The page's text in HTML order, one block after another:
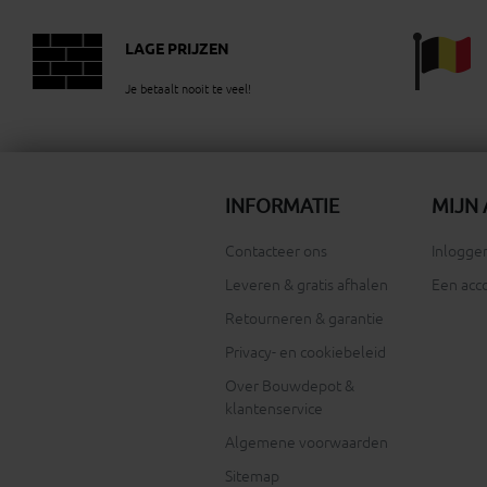
LAGE PRIJZEN
Je betaalt nooit te veel!
INFORMATIE
Contacteer ons
Leveren & gratis afhalen
Retourneren & garantie
Privacy- en cookiebeleid
Over Bouwdepot &
klantenservice
Algemene voorwaarden
Sitemap
MIJN
Een